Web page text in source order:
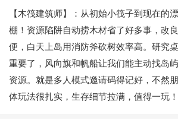
【木筏建筑师】：从初始小筏子到现在的
棚！资源陷阱自动捞木材省了好多事，改
便，白天上岛用消防斧砍树效率高。研究
重要了，风向旗和帆船让我们能主动找岛
资源。就是多人模式邀请码得记好，不然
体玩法很扎实，生存细节拉满，值得一玩！